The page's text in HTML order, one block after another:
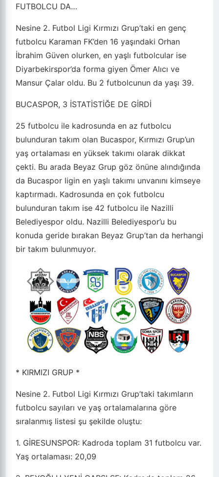
FUTBOLCU DA…
Nesine 2. Futbol Ligi Kırmızı Grup’taki en genç
futbolcu Karaman FK’den 16 yaşındaki Orhan
İbrahim Güven olurken, en yaşlı futbolcular ise
Diyarbekirspor’da forma giyen Ömer Alıcı ve
Mansur Çalar oldu. Bu 2 futbolcunun da yaşı 39.
BUCASPOR, 3 İSTATİSTİĞE DE GİRDİ
25 futbolcu ile kadrosunda en az futbolcu
bulunduran takım olan Bucaspor, Kırmızı Grup’un
yaş ortalaması en yüksek takımı olarak dikkat
çekti. Bu arada Beyaz Grup göz önüne alındığında
da Bucaspor ligin en yaşlı takımı unvanını kimseye
kaptırmadı. Kadrosunda en çok futbolcu
bulunduran takım ise 42 futbolcu ile Nazilli
Belediyespor oldu. Nazilli Belediyespor’u bu
konuda geride bırakan Beyaz Grup’tan da herhangi
bir takım bulunmuyor.
* KIRMIZI GRUP *
Nesine 2. Futbol Ligi Kırmızı Grup’taki takımların
futbolcu sayıları ve yaş ortalamalarına göre
sıralanmış listesi şu şekilde oluştu:
1. GİRESUNSPOR: Kadroda toplam 31 futbolcu var.
Yaş ortalaması: 20,09